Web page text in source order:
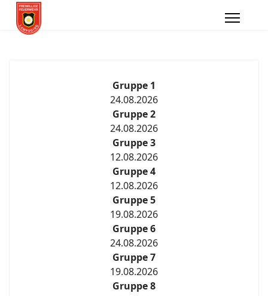
Gruppe 1
24.08.2026
Gruppe 2
24.08.2026
Gruppe 3
12.08.2026
Gruppe 4
12.08.2026
Gruppe 5
19.08.2026
Gruppe 6
24.08.2026
Gruppe 7
19.08.2026
Gruppe 8